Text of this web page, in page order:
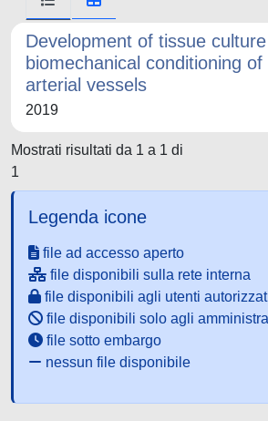
Development of tissue
biomechanical conditioning
arterial vessels
2019
Mostrati risultati da 1 a 1 di
1
Legenda icone
file ad accesso aperto
file disponibili sulla rete interna
file disponibili agli utenti
file disponibili solo agli
file sotto embargo
nessun file disponibile